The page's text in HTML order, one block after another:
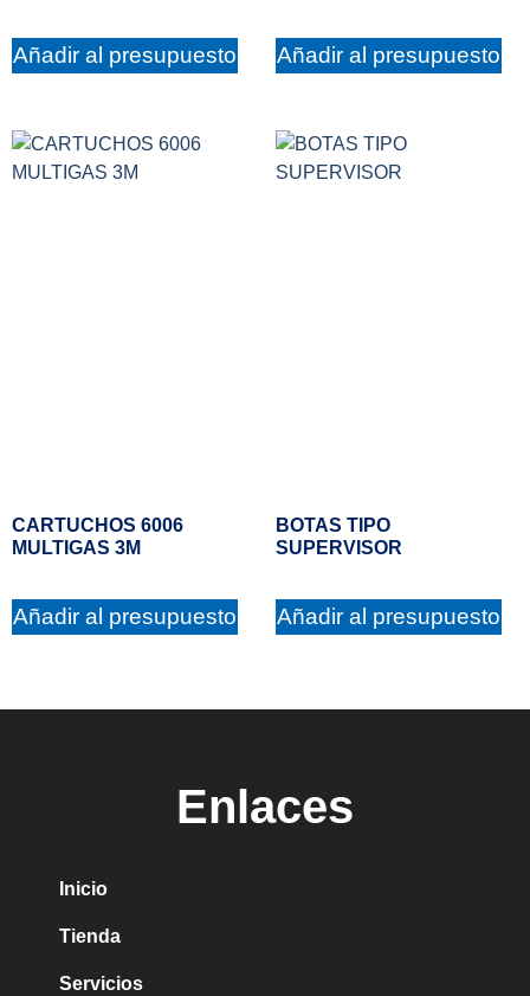
Añadir al presupuesto Añadir al presupuesto
CARTUCHOS 6006
MULTIGAS 3M
Añadir al presupuesto
BOTAS TIPO
SUPERVISOR
Añadir al presupuesto
Enlaces
Inicio
Tienda
Servicios